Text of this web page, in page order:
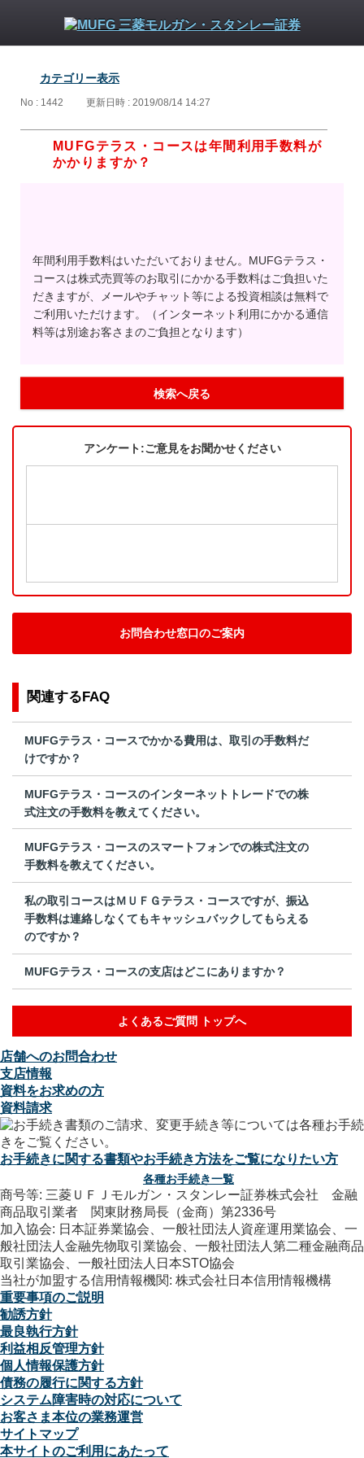
カテゴリー表示
No : 1442 更新日時 : 2019/08/14 14:27
MUFGテラス・コースは年間利用手数料が
かかりますか？
年間利用手数料はいただいておりません。MUFGテラス・
コースは株式売買等のお取引にかかる手数料はご負担いた
だきますが、メールやチャット等による投資相談は無料で
ご利用いただけます。（インターネット利用にかかる通信
料等は別途お客さまのご負担となります）
検索へ戻る
アンケート:ご意見をお聞かせください
お問合わせ窓口のご案内
関連するFAQ
MUFGテラス・コースでかかる費用は、取引の手数料だ
けですか？
MUFGテラス・コースのインターネットトレードでの株
式注文の手数料を教えてください。
MUFGテラス・コースのスマートフォンでの株式注文の
手数料を教えてください。
私の取引コースはＭＵＦＧテラス・コースですが、振込
手数料は連絡しなくてもキャッシュバックしてもらえる
のですか？
MUFGテラス・コースの支店はどこにありますか？
よくあるご質問 トップへ
店舗へのお問合わせ
支店情報
資料をお求めの方
資料請求
お手続きに関する書類やお手続き方法をご覧になりたい方
各種お手続き一覧
商号等: 三菱ＵＦＪモルガン・スタンレー証券株式会社 金融
商品取引業者 関東財務局長（金商）第2336号
加入協会: 日本証券業協会、一般社団法人資産運用業協会、一
般社団法人金融先物取引業協会、一般社団法人第二種金融商品
取引業協会、一般社団法人日本STO協会
当社が加盟する信用情報機関: 株式会社日本信用情報機構
重要事項のご説明
勧誘方針
最良執行方針
利益相反管理方針
個人情報保護方針
債務の履行に関する方針
システム障害時の対応について
お客さま本位の業務運営
サイトマップ
本サイトのご利用にあたって